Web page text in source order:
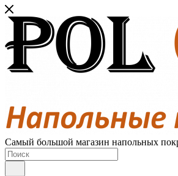
Самый большой магазин напольных